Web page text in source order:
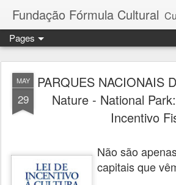
Fundação Fórmula Cultural
Pages
MAY
29
PARQUES NACIONAIS
Nature - National
Incentivo
Não são
capitais que